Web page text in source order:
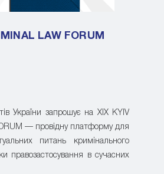
LAW FORUM
України запрошує на XIX KYIV
— провідну платформу для
питань кримінального
правозастосування в сучасних